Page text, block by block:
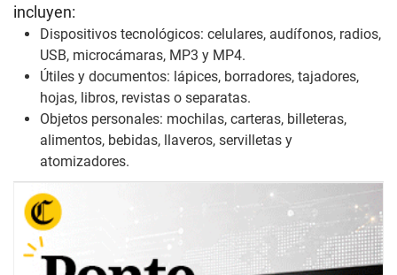
incluyen:
Dispositivos tecnológicos: celulares, audífonos, radios,
USB, microcámaras, MP3 y MP4.
Útiles y documentos: lápices, borradores, tajadores,
hojas, libros, revistas o separatas.
Objetos personales: mochilas, carteras, billeteras,
alimentos, bebidas, llaveros, servilletas y
atomizadores.